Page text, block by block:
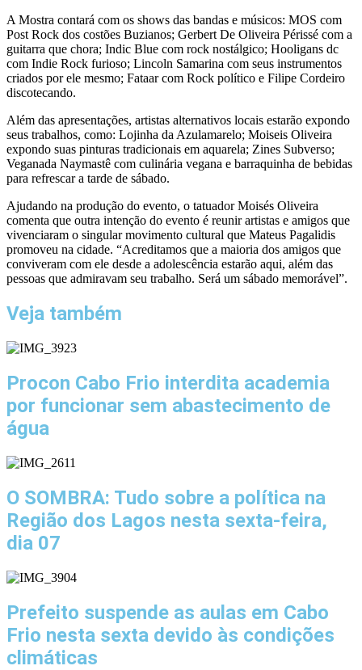
A Mostra contará com os shows das bandas e músicos: MOS com
Post Rock dos costões Buzianos; Gerbert De Oliveira Périssé com a
guitarra que chora; Indic Blue com rock nostálgico; Hooligans dc
com Indie Rock furioso; Lincoln Samarina com seus instrumentos
criados por ele mesmo; Fataar com Rock político e Filipe Cordeiro
discotecando.
Além das apresentações, artistas alternativos locais estarão expondo
seus trabalhos, como: Lojinha da Azulamarelo; Moiseis Oliveira
expondo suas pinturas tradicionais em aquarela; Zines Subverso;
Veganada Naymastê com culinária vegana e barraquinha de bebidas
para refrescar a tarde de sábado.
Ajudando na produção do evento, o tatuador Moisés Oliveira
comenta que outra intenção do evento é reunir artistas e amigos que
vivenciaram o singular movimento cultural que Mateus Pagalidis
promoveu na cidade. “Acreditamos que a maioria dos amigos que
conviveram com ele desde a adolescência estarão aqui, além das
pessoas que admiravam seu trabalho. Será um sábado memorável”.
Veja também
Procon Cabo Frio interdita academia
por funcionar sem abastecimento de
água
O SOMBRA: Tudo sobre a política na
Região dos Lagos nesta sexta-feira,
dia 07
Prefeito suspende as aulas em Cabo
Frio nesta sexta devido às condições
climáticas